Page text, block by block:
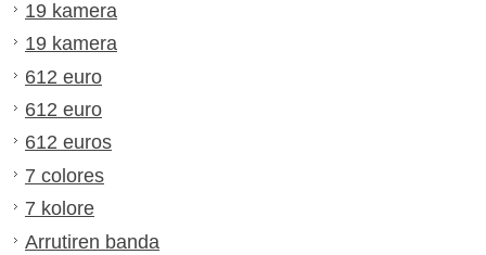
19 kamera
19 kamera
612 euro
612 euro
612 euros
7 colores
7 kolore
Arrutiren banda